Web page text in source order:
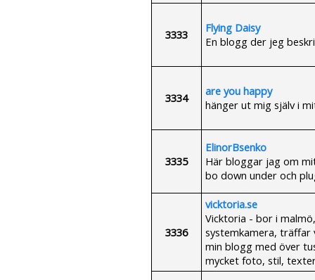
3333
Flying Daisy
En blogg der jeg
3334
are you happy
hänger ut mig själv i
3335
ElinorBsenko
Här bloggar jag om
bo down under och
3336
vicktoria.se
Vicktoria - bor i
systemkamera, träffar
min blogg med över
mycket foto, stil,